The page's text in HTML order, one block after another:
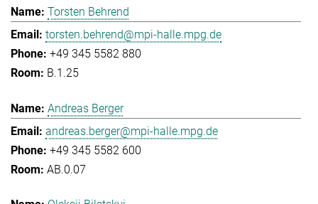
Torsten Behrend
torsten.behrend@mpi-halle.mpg.de
+49 345 5582 880
B.1.25
Andreas Berger
andreas.berger@mpi-halle.mpg.de
+49 345 5582 600
AB.0.07